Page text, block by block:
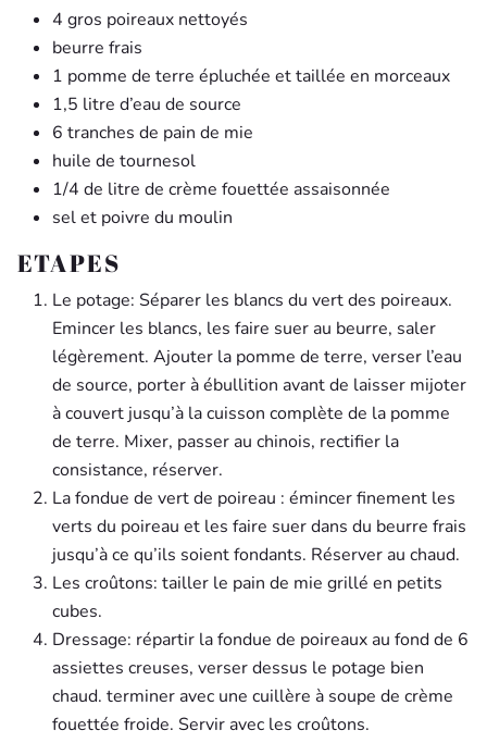
4 gros poireaux nettoyés
beurre frais
1 pomme de terre épluchée et taillée en morceaux
1,5 litre d’eau de source
6 tranches de pain de mie
huile de tournesol
1/4 de litre de crème fouettée assaisonnée
sel et poivre du moulin
ETAPES
Le potage: Séparer les blancs du vert des poireaux.
Emincer les blancs, les faire suer au beurre, saler
légèrement. Ajouter la pomme de terre, verser l’eau
de source, porter à ébullition avant de laisser mijoter
à couvert jusqu’à la cuisson complète de la pomme
de terre. Mixer, passer au chinois, rectifier la
consistance, réserver.
La fondue de vert de poireau : émincer finement les
verts du poireau et les faire suer dans du beurre frais
jusqu’à ce qu’ils soient fondants. Réserver au chaud.
Les croûtons: tailler le pain de mie grillé en petits
cubes.
Dressage: répartir la fondue de poireaux au fond de 6
assiettes creuses, verser dessus le potage bien
chaud. terminer avec une cuillère à soupe de crème
fouettée froide. Servir avec les croûtons.